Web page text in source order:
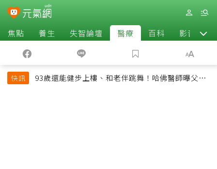
焦點 養生 失智論壇 醫療 百科 影音
快訊
93歲還能健步上樓、和老伴跳舞！哈佛醫師曝父親